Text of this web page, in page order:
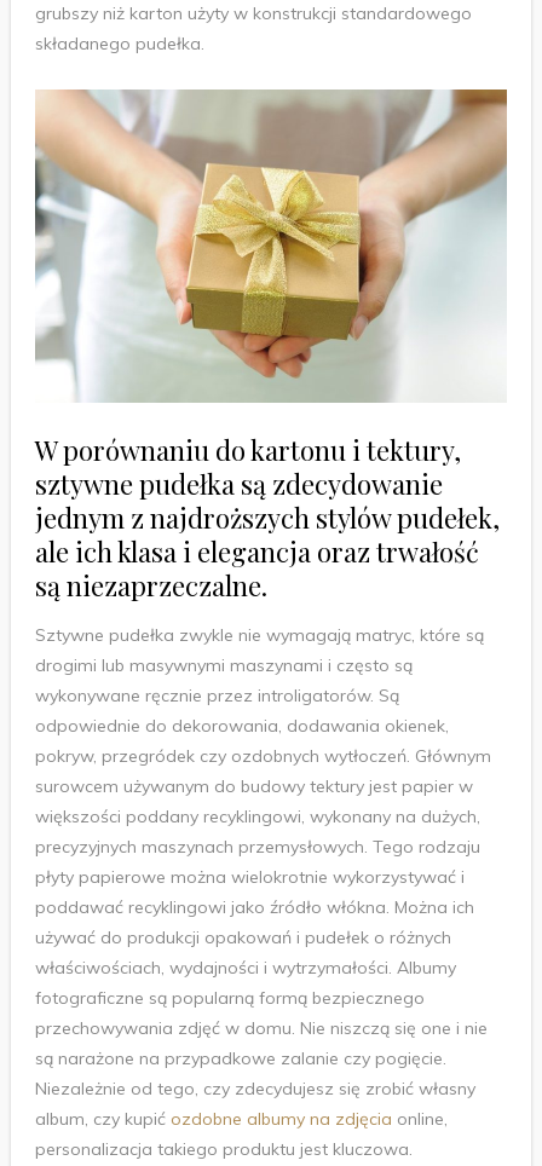
grubszy niż karton użyty w konstrukcji standardowego
składanego pudełka.
W porównaniu do kartonu i tektury,
sztywne pudełka są zdecydowanie
jednym z najdroższych stylów pudełek,
ale ich klasa i elegancja oraz trwałość
są niezaprzeczalne.
Sztywne pudełka zwykle nie wymagają matryc, które są
drogimi lub masywnymi maszynami i często są
wykonywane ręcznie przez introligatorów. Są
odpowiednie do dekorowania, dodawania okienek,
pokryw, przegródek czy ozdobnych wytłoczeń. Głównym
surowcem używanym do budowy tektury jest papier w
większości poddany recyklingowi, wykonany na dużych,
precyzyjnych maszynach przemysłowych. Tego rodzaju
płyty papierowe można wielokrotnie wykorzystywać i
poddawać recyklingowi jako źródło włókna. Można ich
używać do produkcji opakowań i pudełek o różnych
właściwościach, wydajności i wytrzymałości. Albumy
fotograficzne są popularną formą bezpiecznego
przechowywania zdjęć w domu. Nie niszczą się one i nie
są narażone na przypadkowe zalanie czy pogięcie.
Niezależnie od tego, czy zdecydujesz się zrobić własny
album, czy kupić ozdobne albumy na zdjęcia online,
personalizacja takiego produktu jest kluczowa.